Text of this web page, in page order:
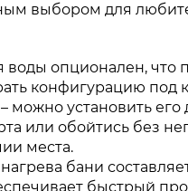
выбором для
воды опционален, что
конфигурацию под
можно установить его
или обойтись без
места.
бани
быстрый